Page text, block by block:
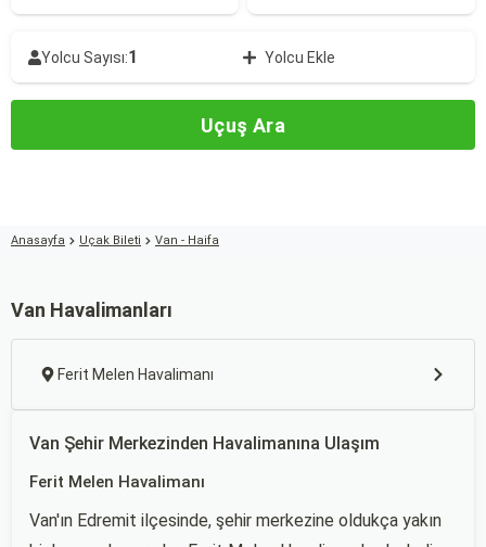
Yolcu Sayısı:1 Yolcu Ekle
Uçuş Ara
Anasayfa Uçak Bileti Van - Haifa
Van Havalimanları
Ferit Melen Havalimanı
Van Şehir Merkezinden Havalimanına Ulaşım
Ferit Melen Havalimanı
Van'ın Edremit ilçesinde, şehir merkezine oldukça yakın